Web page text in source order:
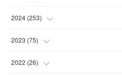
(1)
(3
(1
(3)
(3
(2
2024 (253)
(14 )
(21 )
2023 (75)
(23 )
2022 (26)